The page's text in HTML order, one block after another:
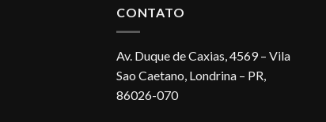
CONTATO
Av. Duque de Caxias, 4569 – Vila
Sao Caetano, Londrina – PR,
86026-070